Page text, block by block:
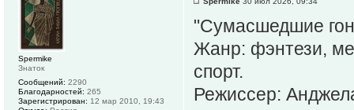
"Сумасшедшие
Жанр: фэнтези,
спорт.
Режиссер:
Spermike
Знаток
Сообщений: 2290
Благодарностей: 265
Зарегистрирован: 12 мар 2010, 19:43